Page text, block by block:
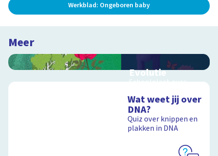
Werkblad: Ongeboren baby
Meer
Evolutie
Schoolplaat over
geologische
tijdschaal
Schoolplaat
Wat weet jij over
DNA?
Quiz over knippen en
plakken in DNA